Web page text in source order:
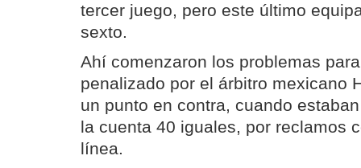
tercer juego, pero este último
sexto.
Ahí comenzaron los problemas
penalizado por el árbitro mexicano
un punto en contra, cuando
la cuenta 40 iguales, por reclamos
línea.